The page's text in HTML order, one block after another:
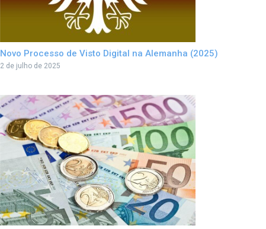
Novo Processo de Visto Digital na Alemanha (2025)
2 de julho de 2025